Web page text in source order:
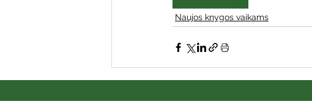
Naujos knygos vaikams